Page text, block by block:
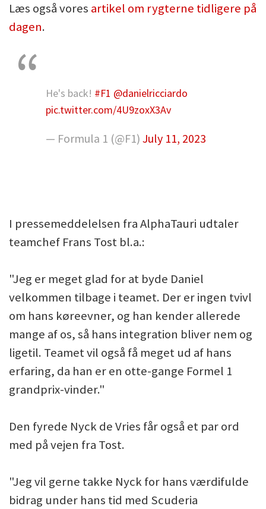
Læs også vores artikel om rygterne tidligere på
dagen.
He's back! #F1 @danielricciardo
pic.twitter.com/4U9zoxX3Av
— Formula 1 (@F1) July 11, 2023
I pressemeddelelsen fra AlphaTauri udtaler
teamchef Frans Tost bl.a.:
"Jeg er meget glad for at byde Daniel
velkommen tilbage i teamet. Der er ingen tvivl
om hans køreevner, og han kender allerede
mange af os, så hans integration bliver nem og
ligetil. Teamet vil også få meget ud af hans
erfaring, da han er en otte-gange Formel 1
grandprix-vinder."
Den fyrede Nyck de Vries får også et par ord
med på vejen fra Tost.
"Jeg vil gerne takke Nyck for hans værdifulde
bidrag under hans tid med Scuderia